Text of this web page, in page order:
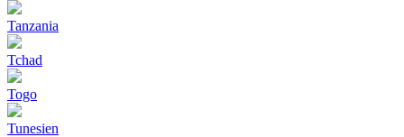
Tanzania
Tchad
Togo
Tunesien